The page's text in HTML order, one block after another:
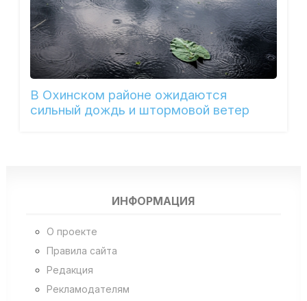
В Охинском районе ожидаются
сильный дождь и штормовой ветер
ИНФОРМАЦИЯ
О проекте
Правила сайта
Редакция
Рекламодателям